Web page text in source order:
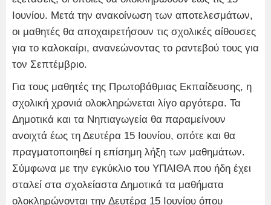
Ιουνίου. Μετά την ανακοίνωση των αποτελεσμάτων,
οι μαθητές θα αποχαιρετήσουν τις σχολικές αίθουσες
για το καλοκαίρι, ανανεώνοντας το ραντεβού τους για
τον Σεπτέμβριο.
Για τους μαθητές της Πρωτοβάθμιας Εκπαίδευσης, η
σχολική χρονιά ολοκληρώνεται λίγο αργότερα. Τα
Δημοτικά και τα Νηπιαγωγεία θα παραμείνουν
ανοιχτά έως τη Δευτέρα 15 Ιουνίου, οπότε και θα
πραγματοποιηθεί η επίσημη λήξη των μαθημάτων.
Σύμφωνα με την εγκύκλιο του ΥΠΑΙΘΑ που ήδη έχει
σταλεί στα σχολείαστα Δημοτικά τα μαθήματα
ολοκληρώνονται την Δευτέρα 15 Ιουνίου όπου